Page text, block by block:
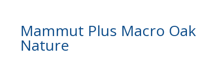
Mammut Plus Macro Oak
Nature